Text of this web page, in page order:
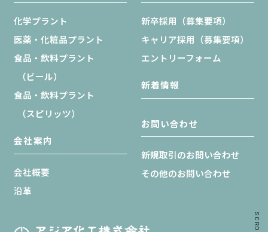
化学プラント
医薬・化粧品プラント
食品・飲料プラント
（ビール）
食品・飲料プラント
（スピリッツ）
会社案内
会社概要
沿革
新卒採用（募集要項）
キャリア採用（募集要項）
エントリーフォーム
新着情報
お問い合わせ
新規取引のお問い合わせ
その他のお問い合わせ